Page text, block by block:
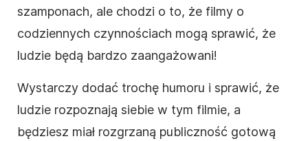
szamponach, ale chodzi o to, że filmy o
codziennych czynnościach mogą sprawić, że
ludzie będą bardzo zaangażowani!
Wystarczy dodać trochę humoru i sprawić, że
ludzie rozpoznają siebie w tym filmie, a
będziesz miał rozgrzaną publiczność gotową